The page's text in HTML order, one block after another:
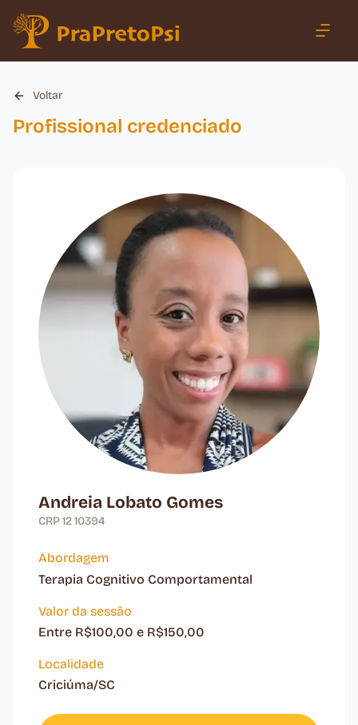
Voltar
Profissional credenciado
Andreia Lobato Gomes
CRP 12 10394
Abordagem
Terapia Cognitivo Comportamental
Valor da sessão
Entre R$100,00 e R$150,00
Localidade
Criciúma/SC